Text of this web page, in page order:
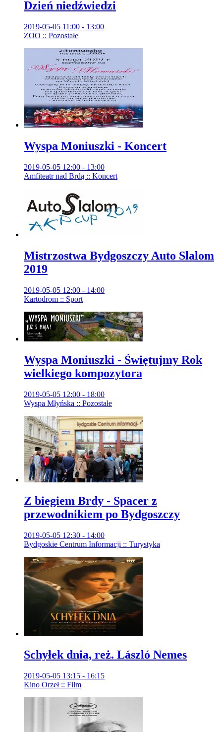
Dzień niedźwiedzi
2019-05-05 11:00 - 13:00
ZOO :: Pozostałe
Wyspa Moniuszki - Koncert
2019-05-05 12:00 - 13:00
Amfiteatr nad Brdą :: Koncert
Mistrzostwa Bydgoszczy Auto Slalom
2019
2019-05-05 12:00 - 14:00
Kartodrom :: Sport
Wyspa Moniuszki - Świętujmy Rok
wielkiego kompozytora
2019-05-05 12:00 - 18:00
Wyspa Młyńska :: Pozostałe
Z biegiem Brdy - Spacer z
przewodnikiem po Bydgoszczy
2019-05-05 12:30 - 14:00
Bydgoskie Centrum Informacji :: Turystyka
Schyłek dnia, reż. László Nemes
2019-05-05 13:15 - 16:15
Kino Orzeł :: Film